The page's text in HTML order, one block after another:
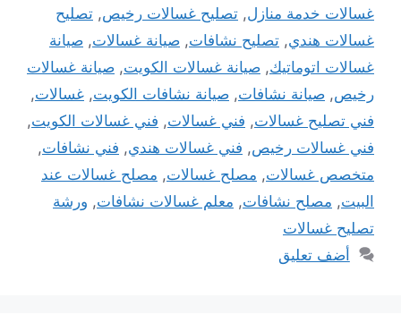
غسالات خدمة منازل, تصليح غسالات رخيص, تصليح
غسالات هندي, تصليح نشافات, صيانة غسالات, صيانة
غسالات اتوماتيك, صيانة غسالات الكويت, صيانة غسالات
رخيص, صيانة نشافات, صيانة نشافات الكويت, غسالات,
فني تصليح غسالات, فني غسالات, فني غسالات الكويت,
فني غسالات رخيص, فني غسالات هندي, فني نشافات,
متخصص غسالات, مصلح غسالات, مصلح غسالات عند
البيت, مصلح نشافات, معلم غسالات نشافات, ورشة
تصليح غسالات
أضف تعليق